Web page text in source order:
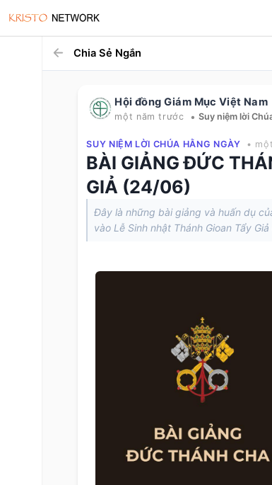
Chia Sẻ Ngắn
Hội đồng Giám Mục Việt Nam
một năm trước • Suy niệm lời
SUY NIỆM LỜI CHÚA HẰNG NGÀY •
BÀI GIẢNG ĐỨC
GIẢ (24/06)
Đây là những bài giảng và huấn dụ
vào Lễ Sinh nhật Thánh Gioan Tẩy